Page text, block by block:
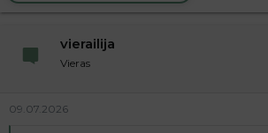
°°OgE
vierailija
Vieras
09.07.2026